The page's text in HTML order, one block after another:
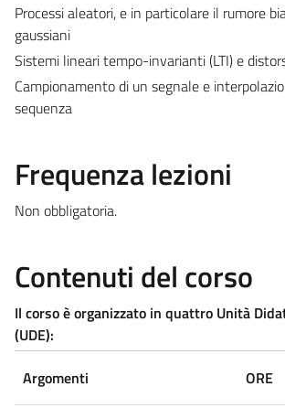
Processi aleatori, e in particolare il rumore
gaussiani
Sistemi lineari tempo-invarianti (LTI) e
Campionamento di un segnale e
sequenza
Frequenza lezioni
Non obbligatoria.
Contenuti del corso
Il corso è organizzato in quattro Unità
(UDE):
Argomenti
ORE